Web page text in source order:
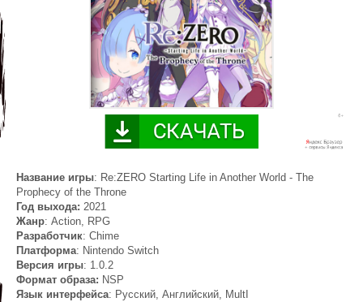
Название игры: Re:ZERO Starting Life in Another World - The
Prophecy of the Throne
Год выхода: 2021
Жанр: Action, RPG
Разработчик: Chime
Платформа: Nintendo Switch
Версия игры: 1.0.2
Формат образа: NSP
Язык интерфейса: Русский, Английский, MultI